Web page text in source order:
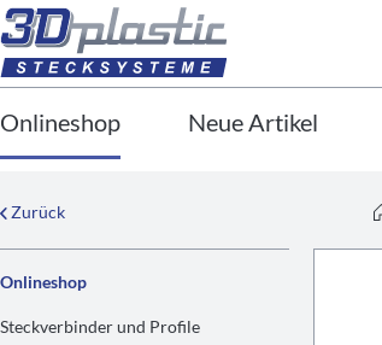
Onlineshop Neue Artikel
Zurück
Onlineshop
Steckverbinder und Profile